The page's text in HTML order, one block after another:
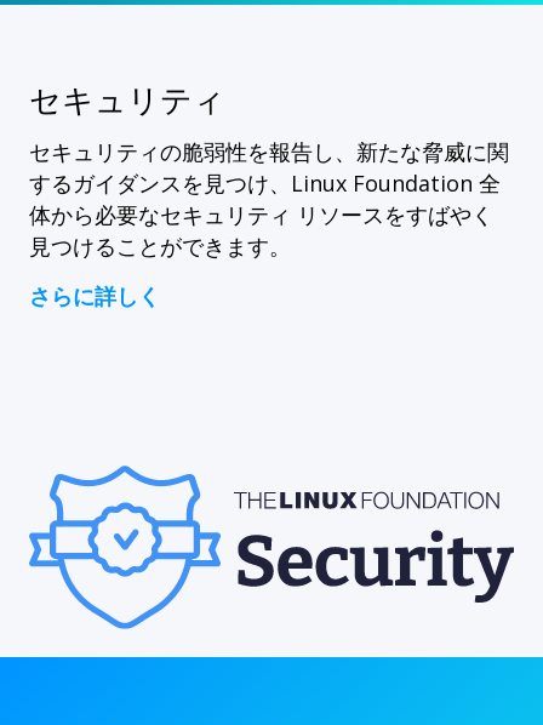
セキュリティ
セキュリティの脆弱性を報告し、新たな脅威に関
するガイダンスを見つけ、Linux Foundation 全
体から必要なセキュリティ リソースをすばやく
見つけることができます。
さらに詳しく